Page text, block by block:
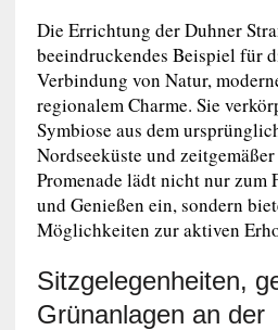
Die Errichtung der Duhner
beeindruckendes Beispiel für
Verbindung von Natur,
regionalem Charme. Sie
Symbiose aus dem
Nordseeküste und
Promenade lädt nicht nur zum
und Genießen ein, sondern
Möglichkeiten zur aktiven
Sitzgelegenheiten,
Grünanlagen an der